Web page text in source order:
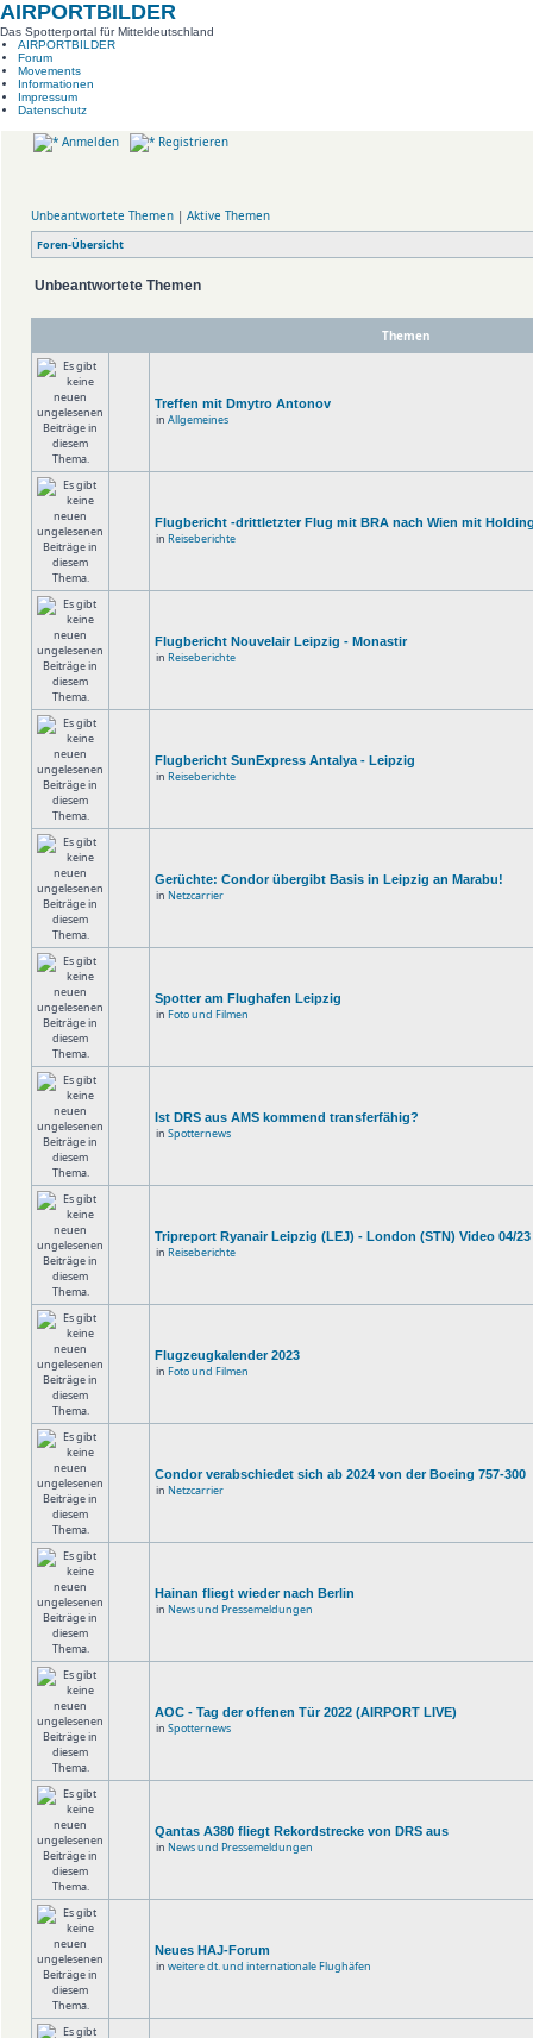
AIRPORTBILDER
Das Spotterportal für Mitteldeutschland
AIRPORTBILDER
Forum
Movements
Informationen
Impressum
Datenschutz
Anmelden Registrieren
Unbeantwortete Themen | Aktive Themen
Foren-Übersicht
Unbeantwortete Themen
Themen
Treffen mit Dmytro Antonov
in Allgemeines
Flugbericht -drittletzter Flug mit BRA nach Wien mit
in Reiseberichte
Flugbericht Nouvelair Leipzig - Monastir
in Reiseberichte
Flugbericht SunExpress Antalya - Leipzig
in Reiseberichte
Gerüchte: Condor übergibt Basis in Leipzig an Marabu!
in Netzcarrier
Spotter am Flughafen Leipzig
in Foto und Filmen
Ist DRS aus AMS kommend transferfähig?
in Spotternews
Tripreport Ryanair Leipzig (LEJ) - London (STN) Video 04/23
in Reiseberichte
Flugzeugkalender 2023
in Foto und Filmen
Condor verabschiedet sich ab 2024 von der Boeing 757-300
in Netzcarrier
Hainan fliegt wieder nach Berlin
in News und Pressemeldungen
AOC - Tag der offenen Tür 2022 (AIRPORT LIVE)
in Spotternews
Qantas A380 fliegt Rekordstrecke von DRS aus
in News und Pressemeldungen
Neues HAJ-Forum
in weitere dt. und internationale Flughäfen